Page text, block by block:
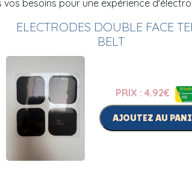
besoins pour une expérience
ELECTRODES DOUBLE FACE
BELT
PRIX : 4.92€
AJOUTEZ AU